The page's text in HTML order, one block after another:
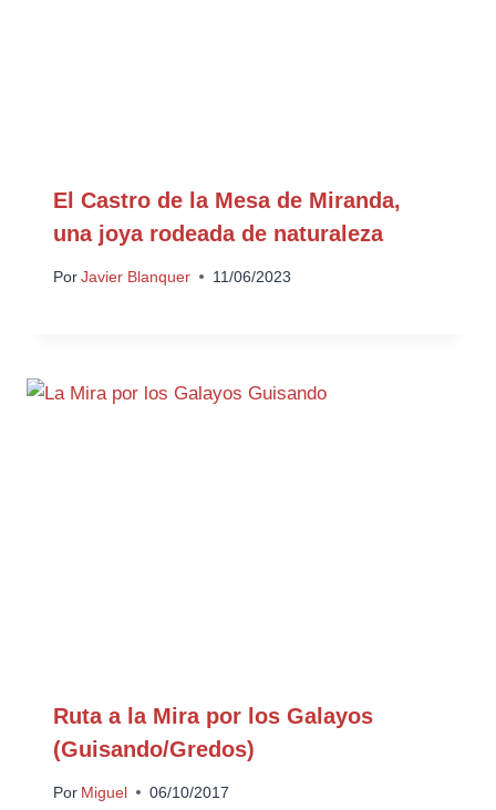
El Castro de la Mesa de Miranda,
una joya rodeada de naturaleza
Por Javier Blanquer 11/06/2023
Ruta a la Mira por los Galayos
(Guisando/Gredos)
Por Miguel 06/10/2017